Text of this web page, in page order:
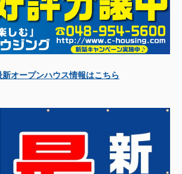
新オープンハウス情報はこちら